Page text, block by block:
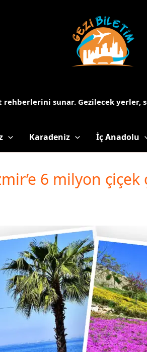
rehberlerini sunar. Gezilecek yerler,
Karadeniz İç Anadolu
6 milyon çiçek